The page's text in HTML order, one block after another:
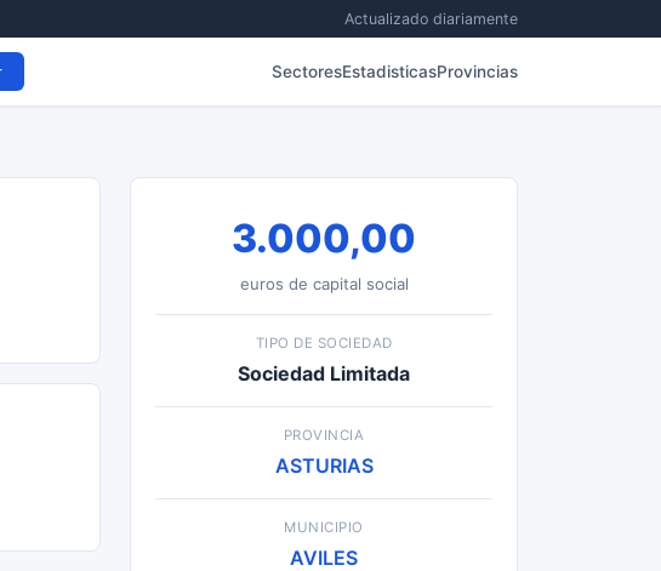
Actualizado diariamente
SectoresEstadisticasProvincias
3.000,00
euros de capital social
TIPO DE SOCIEDAD
Sociedad Limitada
PROVINCIA
ASTURIAS
MUNICIPIO
AVILES